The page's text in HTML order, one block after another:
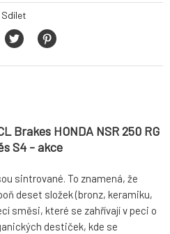
Sdílet
Brakes HONDA NSR 250 RG
S4 - akce
sintrované. To znamená, že
deset složek (bronz, keramiku,
směsi, které se zahřívají v peci o
destiček, kde se